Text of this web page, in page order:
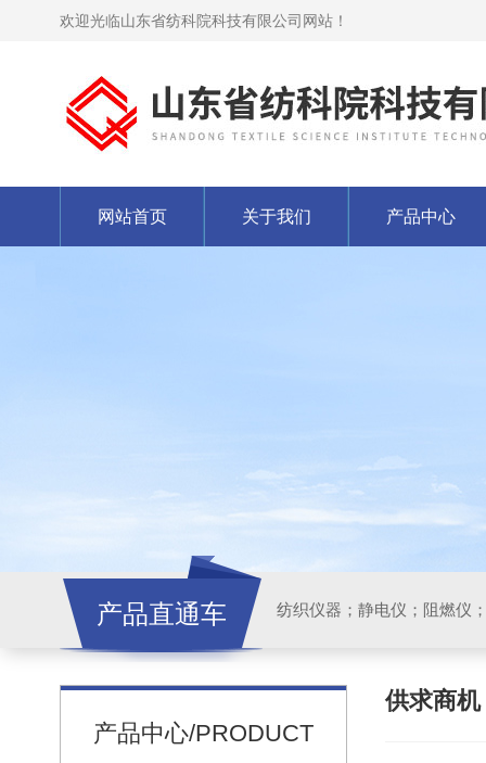
欢迎光临山东省纺科院科技有限公司网站！
网站首页 关于我们 产品中心
产品直通车 纺织仪器；静电仪；阻燃仪
供求商机
产品中心/PRODUCT